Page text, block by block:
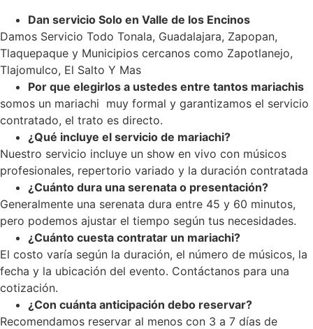
Dan servicio Solo en Valle de los Encinos
Damos Servicio Todo Tonala, Guadalajara, Zapopan,
Tlaquepaque y Municipios cercanos como Zapotlanejo,
Tlajomulco, El Salto Y Mas
Por que elegirlos a ustedes entre tantos mariachis
somos un mariachi muy formal y garantizamos el servicio
contratado, el trato es directo.
¿Qué incluye el servicio de mariachi?
Nuestro servicio incluye un show en vivo con músicos
profesionales, repertorio variado y la duración contratada
¿Cuánto dura una serenata o presentación?
Generalmente una serenata dura entre 45 y 60 minutos,
pero podemos ajustar el tiempo según tus necesidades.
¿Cuánto cuesta contratar un mariachi?
El costo varía según la duración, el número de músicos, la
fecha y la ubicación del evento. Contáctanos para una
cotización.
¿Con cuánta anticipación debo reservar?
Recomendamos reservar al menos con 3 a 7 días de